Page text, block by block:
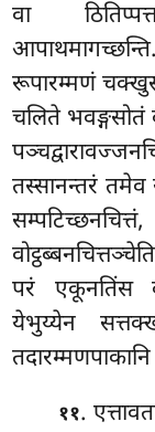
वा
रूपारम्मणं
चलिते भवङ्गसोतं
तस्सानन्तरं तमेव
परं एकूनतिंस
येभुय्येन
११.